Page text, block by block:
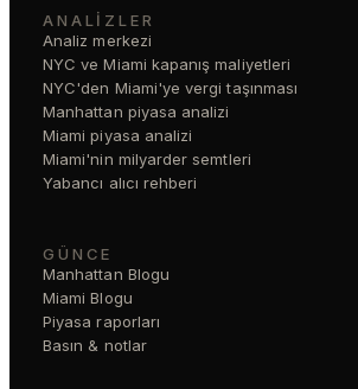
ANALIZLER
Analiz merkezi
NYC ve Miami kapanış maliyetleri
NYC'den Miami'ye vergi taşınması
Manhattan piyasa analizi
Miami piyasa analizi
Miami'nin milyarder semtleri
Yabancı alıcı rehberi
GÜNCE
Manhattan Blogu
Miami Blogu
Piyasa raporları
Basın & notlar